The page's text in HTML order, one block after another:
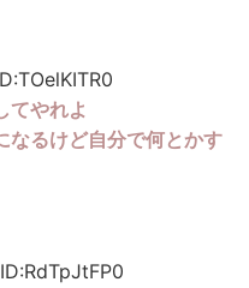
てやれよ
なるけど自分で何とかす
ID:RdTpJtFP0